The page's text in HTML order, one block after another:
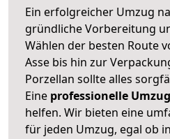
Ein erfolgreicher Umzug
gründliche Vorbereitung
Wählen der besten Route
Asse bis hin zur
Porzellan sollte alles
Eine professionelle
helfen. Wir bieten eine
für jeden Umzug, egal ob